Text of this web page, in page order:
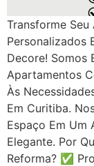
Transforme
Personalizados
Decore! Somos
Apartamentos
Às
Em Curitiba.
Espaço Em Um
Elegante. Por
Reforma? ✅